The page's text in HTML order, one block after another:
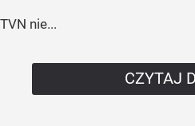
TVN nie...
CZYTAJ